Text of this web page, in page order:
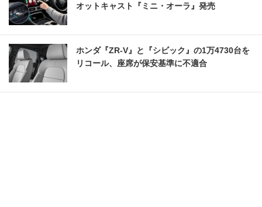
オットキャスト『ミニ・オーラ』発売
ホンダ『ZR-V』と『シビック』の1万4730台を
リコール、座席が保安基準に不適合